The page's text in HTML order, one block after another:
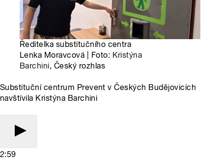
Ředitelka substitučního centra
Lenka Moravcová | Foto: Kristýna
Barchini, Český rozhlas
Substituční centrum Prevent v Českých Budějovicích
navštívila Kristýna Barchini
2:59